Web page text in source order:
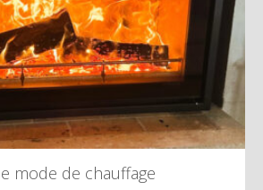
mode de chauffage